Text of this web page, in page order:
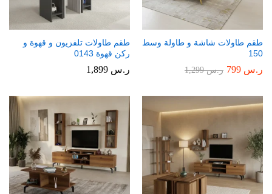
طقم طاولات شاشة و طاولة وسط
150
ر.س ر.س1,299
طقم طاولات تلفزيون و قهوة و
ركن قهوة 0143
ر.س